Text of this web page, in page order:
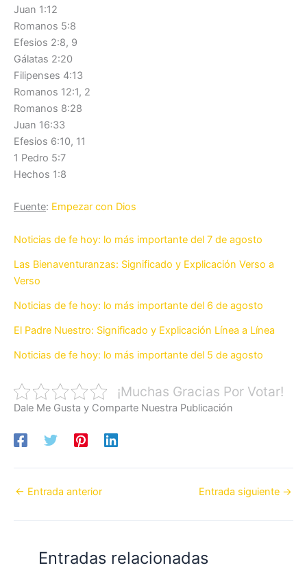
Juan 1:12
Romanos 5:8
Efesios 2:8, 9
Gálatas 2:20
Filipenses 4:13
Romanos 12:1, 2
Romanos 8:28
Juan 16:33
Efesios 6:10, 11
1 Pedro 5:7
Hechos 1:8
Fuente: Empezar con Dios
Noticias de fe hoy: lo más importante del 7 de agosto
Las Bienaventuranzas: Significado y Explicación Verso a
Verso
Noticias de fe hoy: lo más importante del 6 de agosto
El Padre Nuestro: Significado y Explicación Línea a Línea
Noticias de fe hoy: lo más importante del 5 de agosto
¡Muchas Gracias Por Votar!
Dale Me Gusta y Comparte Nuestra Publicación
← Entrada anterior Entrada siguiente →
Entradas relacionadas